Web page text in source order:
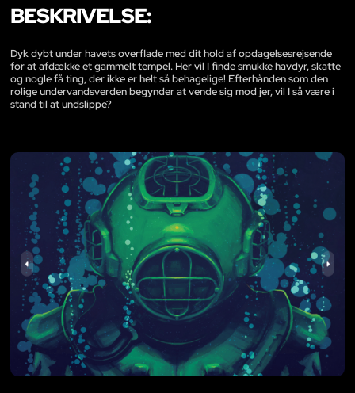
BESKRIVELSE:
Dyk dybt under havets overflade med dit hold af opdagelsesrejsende
for at afdække et gammelt tempel. Her vil I finde smukke havdyr, skatte
og nogle få ting, der ikke er helt så behagelige! Efterhånden som den
rolige undervandsverden begynder at vende sig mod jer, vil I så være i
stand til at undslippe?